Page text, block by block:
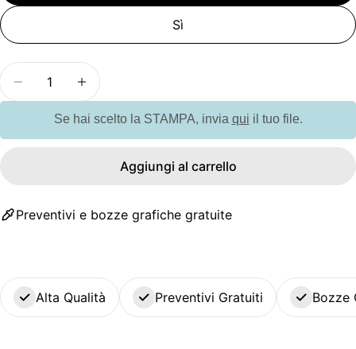
Sì
Diminuisci la quantità per GKLS28 Bib Apron
Aumenta la quantità per GKLS28 Bib
Se hai scelto la STAMPA, invia qui il tuo file.
Aggiungi al carrello
Preventivi e bozze grafiche gratuite
Alta Qualità Preventivi Gratuiti Bozze